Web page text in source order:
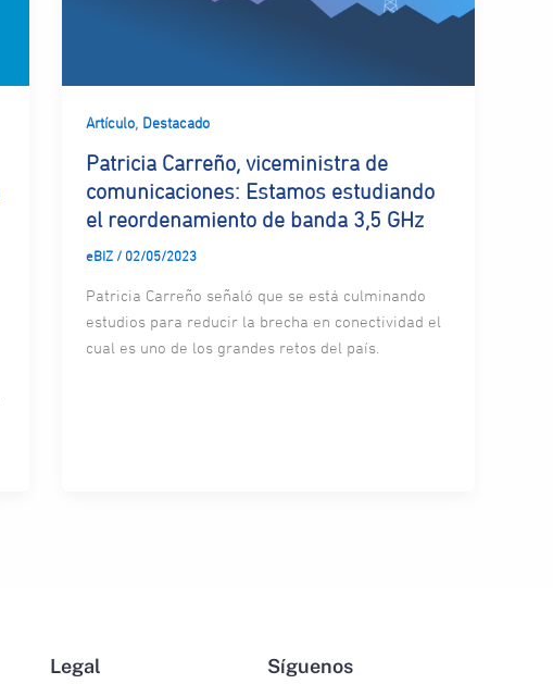
Artículo, Destacado
Patricia Carreño, viceministra de
comunicaciones: Estamos estudiando
el reordenamiento de banda 3,5 GHz
eBIZ / 02/05/2023
Patricia Carreño señaló que se está culminando
estudios para reducir la brecha en conectividad el
cual es uno de los grandes retos del país.
Legal Síguenos